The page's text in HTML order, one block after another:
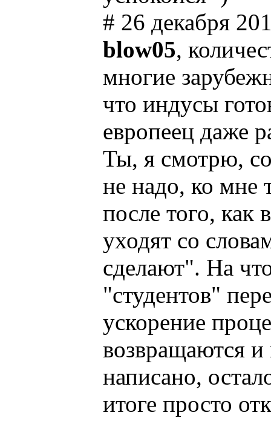
# 26 декабря
blow05,
многие
что индусы
европеец даже
Ты, я смотрю,
не надо, ко мне
после того,
уходят со
сделают". На
"студентов"
ускорение
возвращаются и
написано,
итоге просто